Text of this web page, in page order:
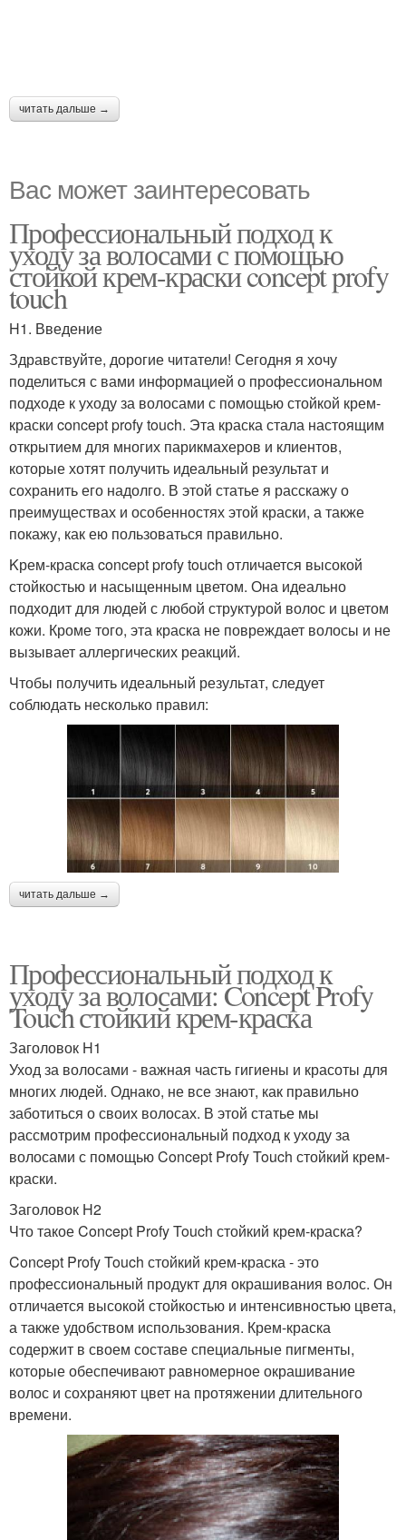
читать дальше →
Вас может заинтересовать
Профессиональный подход к
уходу за волосами с помощью
стойкой крем-краски concept profy
touch
H1. Введение
Здравствуйте, дорогие читатели! Сегодня я хочу
поделиться с вами информацией о профессиональном
подходе к уходу за волосами с помощью стойкой крем-
краски concept profy touch. Эта краска стала настоящим
открытием для многих парикмахеров и клиентов,
которые хотят получить идеальный результат и
сохранить его надолго. В этой статье я расскажу о
преимуществах и особенностях этой краски, а также
покажу, как ею пользоваться правильно.
Kрем-краска concept profy touch отличается высокой
стойкостью и насыщенным цветом. Она идеально
подходит для людей с любой структурой волос и цветом
кожи. Кроме того, эта краска не повреждает волосы и не
вызывает аллергических реакций.
Чтобы получить идеальный результат, следует
соблюдать несколько правил:
читать дальше →
Профессиональный подход к
уходу за волосами: Concept Profy
Touch стойкий крем-краска
Заголовок H1
Уход за волосами - важная часть гигиены и красоты для
многих людей. Однако, не все знают, как правильно
заботиться о своих волосах. В этой статье мы
рассмотрим профессиональный подход к уходу за
волосами с помощью Concept Profy Touch стойкий крем-
краски.
Заголовок H2
Что такое Concept Profy Touch стойкий крем-краска?
Concept Profy Touch стойкий крем-краска - это
профессиональный продукт для окрашивания волос. Он
отличается высокой стойкостью и интенсивностью цвета,
а также удобством использования. Крем-краска
содержит в своем составе специальные пигменты,
которые обеспечивают равномерное окрашивание
волос и сохраняют цвет на протяжении длительного
времени.